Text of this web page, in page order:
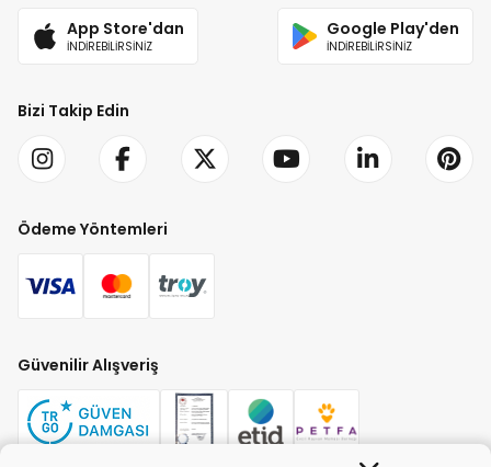
App Store'dan
İNDİREBİLİRSİNİZ
Google Play'den
İNDİREBİLİRSİNİZ
Bizi Takip Edin
Ödeme Yöntemleri
Güvenilir Alışveriş